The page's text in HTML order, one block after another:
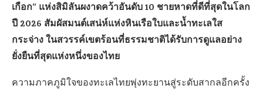
เกือก” แห่งสิมิลันผงาดคว้าอันดับ 10 ชายหาดที่ดีที่สุดในโลก
ปี 2026 สัมผัสมนต์เสน่ห์แห่งหินเรือใบและน้ำทะเลใส
กระจ่าง ในสวรรค์เขตร้อนที่ธรรมชาติได้รับการดูแลอย่าง
ยั่งยืนที่สุดแห่งหนึ่งของไทย
ความภาคภูมิใจของทะเลไทยพุ่งทะยานสู่ระดับสากลอีกครั้ง